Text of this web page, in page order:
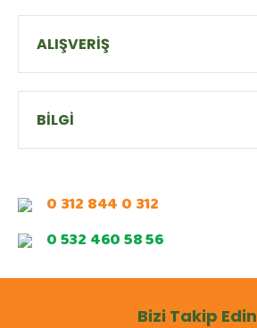
ALIŞVERİŞ
BİLGİ
0 312 844 0 312
0 532 460 58 56
Bizi Takip